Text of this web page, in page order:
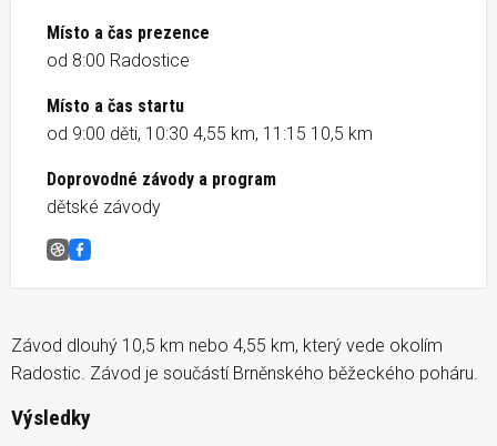
Místo a čas prezence
od 8:00 Radostice
Místo a čas startu
od 9:00 děti, 10:30 4,55 km, 11:15 10,5 km
Doprovodné závody a program
dětské závody
Radostická nerezová desítka
Facebook
Závod dlouhý 10,5 km nebo 4,55 km, který vede okolím
Radostic. Závod je součástí Brněnského běžeckého poháru.
Výsledky